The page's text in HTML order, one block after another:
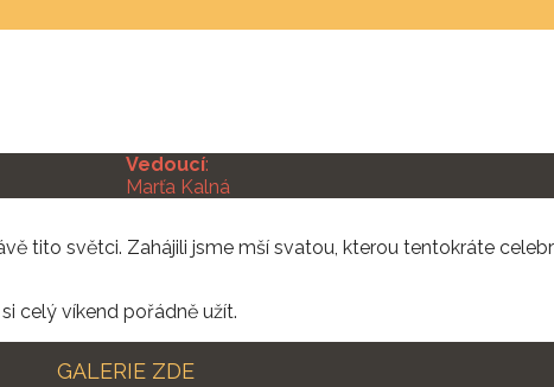
Vedoucí:
Marťa Kalná
tito světci. Zahájili jsme mší svatou, kterou tentokráte
celý víkend pořádně užít.
GALERIE ZDE